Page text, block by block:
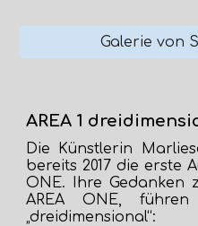
Galerie von
AREA 1
Die Künstlerin
bereits 2017 die erste
ONE. Ihre Gedanken
AREA ONE,
„dreidimensional“: